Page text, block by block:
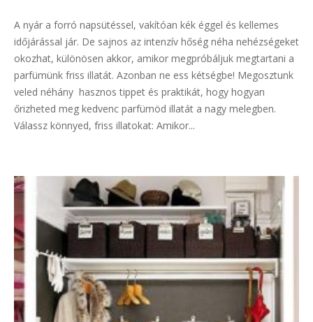
A nyár a forró napsütéssel, vakítóan kék éggel és kellemes
időjárással jár. De sajnos az intenzív hőség néha nehézségeket
okozhat, különösen akkor, amikor megpróbáljuk megtartani a
parfümünk friss illatát. Azonban ne ess kétségbe! Megosztunk
veled néhány hasznos tippet és praktikát, hogy hogyan
őrizheted meg kedvenc parfümöd illatát a nagy melegben.
Válassz könnyed, friss illatokat: Amikor...